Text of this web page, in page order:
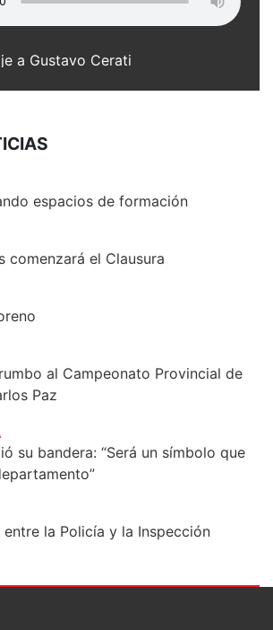
a Gustavo Cerati
espacios de formación
comenzará el Clausura
al Campeonato Provincial de
Paz
su bandera: “Será un símbolo que
la Policía y la Inspección